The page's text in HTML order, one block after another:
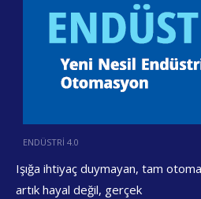
ENDÜSTRİ 4.0
Işığa ihtiyaç duymayan, tam
artık hayal değil, gerçek